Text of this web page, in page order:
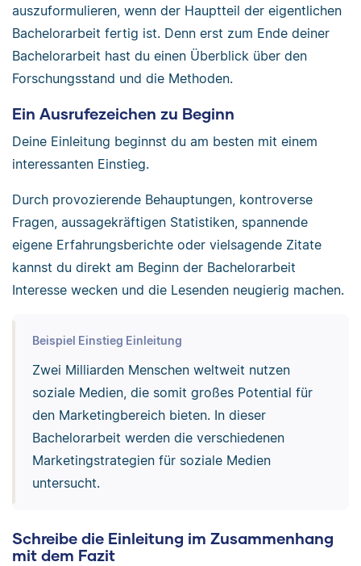
auszuformulieren, wenn der Hauptteil der eigentlichen
Bachelorarbeit fertig ist. Denn erst zum Ende deiner
Bachelorarbeit hast du einen Überblick über den
Forschungsstand und die Methoden.
Ein Ausrufezeichen zu Beginn
Deine Einleitung beginnst du am besten mit einem
interessanten Einstieg.
Durch provozierende Behauptungen, kontroverse
Fragen, aussagekräftigen Statistiken, spannende
eigene Erfahrungsberichte oder vielsagende Zitate
kannst du direkt am Beginn der Bachelorarbeit
Interesse wecken und die Lesenden neugierig machen.
Beispiel Einstieg Einleitung
Zwei Milliarden Menschen weltweit nutzen
soziale Medien, die somit großes Potential für
den Marketingbereich bieten. In dieser
Bachelorarbeit werden die verschiedenen
Marketingstrategien für soziale Medien
untersucht.
Schreibe die Einleitung im Zusammenhang
mit dem Fazit